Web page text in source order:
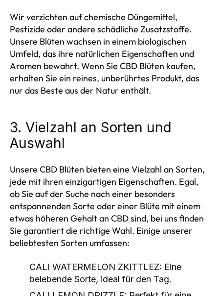
Wir verzichten auf chemische Düngemittel,
Pestizide oder andere schädliche Zusatzstoffe.
Unsere Blüten wachsen in einem biologischen
Umfeld, das ihre natürlichen Eigenschaften und
Aromen bewahrt. Wenn Sie CBD Blüten kaufen,
erhalten Sie ein reines, unberührtes Produkt, das
nur das Beste aus der Natur enthält.
3. Vielzahl an Sorten und
Auswahl
Unsere CBD Blüten bieten eine Vielzahl an Sorten,
jede mit ihren einzigartigen Eigenschaften. Egal,
ob Sie auf der Suche nach einer besonders
entspannenden Sorte oder einer Blüte mit einem
etwas höheren Gehalt an CBD sind, bei uns finden
Sie garantiert die richtige Wahl. Einige unserer
beliebtesten Sorten umfassen:
CALI WATERMELON ZKITTLEZ: Eine
belebende Sorte, ideal für den Tag.